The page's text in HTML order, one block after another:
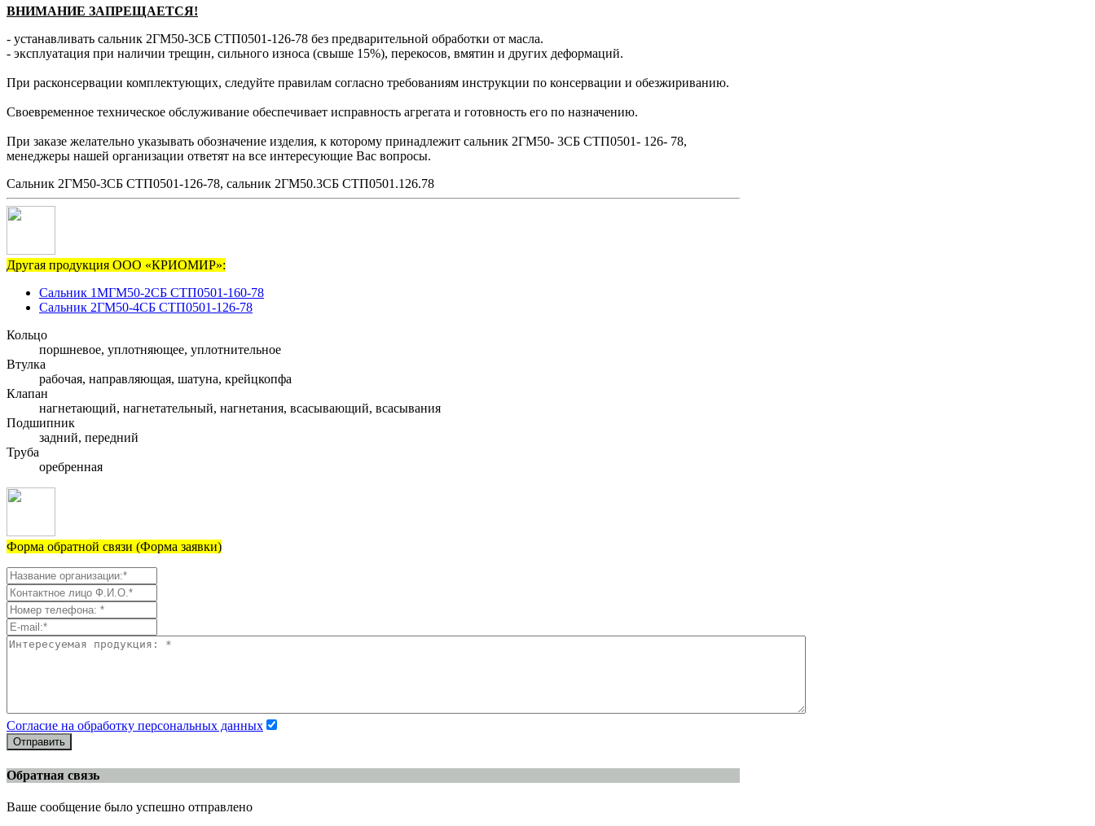
ВНИМАНИЕ ЗАПРЕЩАЕТСЯ!
- устанавливать сальник 2ГМ50-3СБ СТП0501-126-78 без предварительной обработки от масла.
- эксплуатация при наличии трещин, сильного износа (свыше 15%), перекосов, вмятин и других деформаций.
При расконсервации комплектующих, следуйте правилам согласно требованиям инструкции по консервации и обезжириванию.
Своевременное техническое обслуживание обеспечивает исправность агрегата и готовность его по назначению.
При заказе желательно указывать обозначение изделия, к которому принадлежит сальник 2ГМ50- 3СБ СТП0501- 126- 78,
менеджеры нашей организации ответят на все интересующие Вас вопросы.
Сальник 2ГМ50-3СБ СТП0501-126-78, сальник 2ГМ50.3СБ СТП0501.126.78
Другая продукция ООО «КРИОМИР»:
Сальник 1МГМ50-2СБ СТП0501-160-78
Сальник 2ГМ50-4СБ СТП0501-126-78
Кольцо
поршневое, уплотняющее, уплотнительное
Втулка
рабочая, направляющая, шатуна, крейцкопфа
Клапан
нагнетающий, нагнетательный, нагнетания, всасывающий, всасывания
Подшипник
задний, передний
Труба
оребренная
Форма обратной связи (Форма заявки)
Согласие на обработку персональных данных
Отправить
Обратная связь
Ваше сообщение было успешно отправлено